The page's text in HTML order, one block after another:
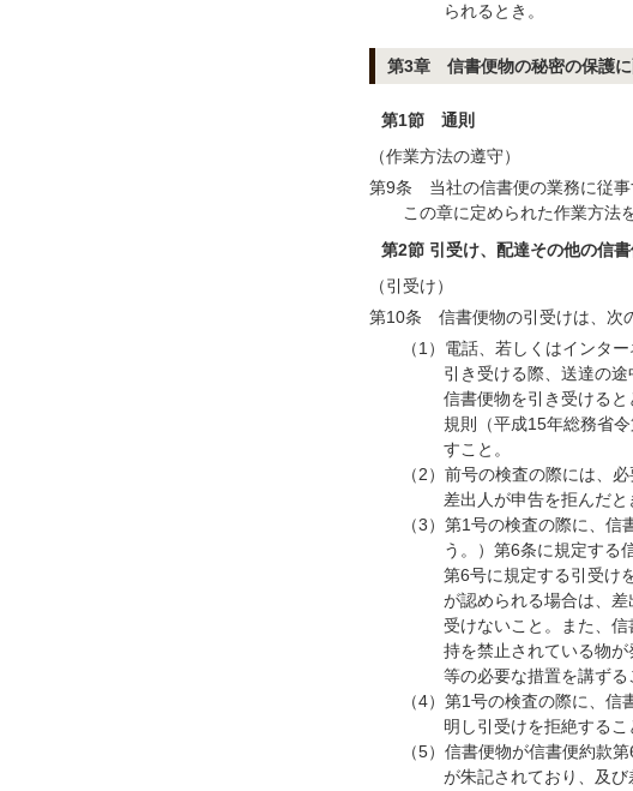
られるとき。
第3章 信書便物の秘密の保護に
第1節 通則
（作業方法の遵守）
第9条 当社の信書便の業務に従事
この章に定められた作業方法
第2節 引受け、配達その他の信
（引受け）
第10条 信書便物の引受けは、次
（1）電話、若しくはインタ
引き受ける際、送達の
信書便物を引き受ける
規則（平成15年総務省
すこと。
（2）前号の検査の際には、
差出人が申告を拒んだと
（3）第1号の検査の際に、
う。）第6条に規定する
第6号に規定する引受け
が認められる場合は、
受けないこと。また、
持を禁止されている物
等の必要な措置を講ずる
（4）第1号の検査の際に、
明し引受けを拒絶するこ
（5）信書便物が信書便約款
が朱記されており、及び